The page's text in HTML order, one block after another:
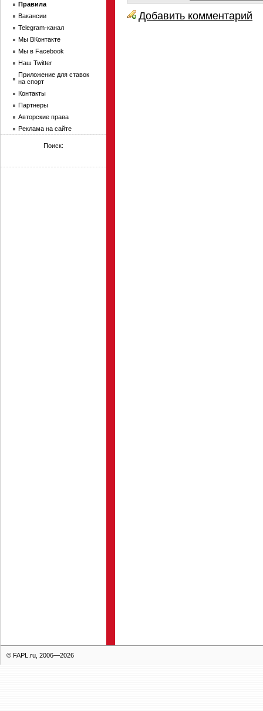
Добавить комментарий
Правила
Вакансии
Telegram-канал
Мы ВКонтакте
Мы в Facebook
Наш Twitter
Приложение для ставок
на спорт
Контакты
Партнеры
Авторские права
Реклама на сайте
Поиск:
© FAPL.ru, 2006—2026